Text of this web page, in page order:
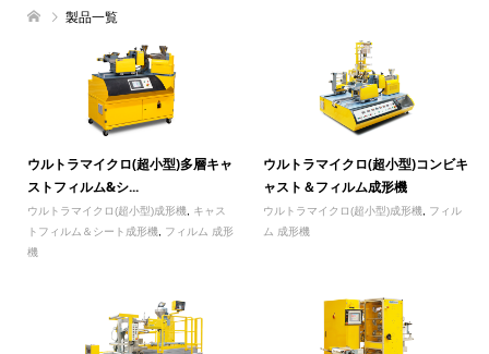
製品一覧
ウルトラマイクロ(超小型)多層キャ
ストフィルム&シ...
ウルトラマイクロ(超小型)成形機,
キャス
トフィルム＆シート成形機,
フィルム 成形
機
ウルトラマイクロ(超小型)コンビキ
ャスト＆フィルム成形機
ウルトラマイクロ(超小型)成形機
フィル
ム 成形機